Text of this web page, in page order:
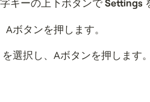
キーの上下ボタンでSettings
Aボタンを押します。
を選択し、Aボタンを押します。